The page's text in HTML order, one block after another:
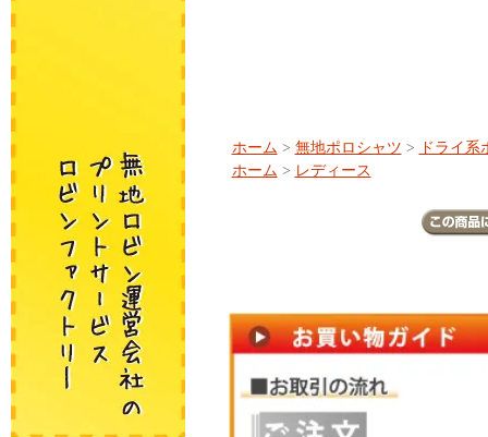
ホーム > 無地ポロシャツ >
ドライ系
ホーム > レディース